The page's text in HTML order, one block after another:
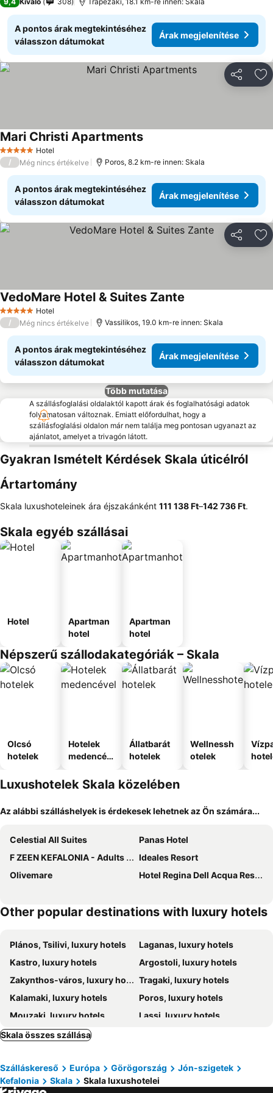
A pontos árak megtekintéséhez
válasszon dátumokat
Árak megjelenítése
5 KategóriaHotel
Mari Christi ApartmentsÁrak megjelenítése
/ Még nincs értékelve Poros, 8.2 km-re innen: Skala
A pontos árak megtekintéséhez
válasszon dátumokat
Árak megjelenítése
5 KategóriaHotel
VedoMare Hotel & Suites Zante
/ Még nincs értékelve Vassilikos, 19.0 km-re innen: Skala
A pontos árak megtekintéséhez
válasszon dátumokat
Árak megjelenítése
Több mutatása
A szállásfoglalási oldalaktól kapott árak és foglalhatósági adatok
folyamatosan változnak. Emiatt előfordulhat, hogy a
szállásfoglalási oldalon már nem találja meg pontosan ugyanazt az
ajánlatot, amelyet a trivagón látott.
Gyakran Ismételt Kérdések Skala úticélról
Ártartomány
Skala luxushoteleinek ára éjszakánként ‎111 138 Ft–‎142 736 Ft.
Skala egyéb szállásai
Hotel
Apartman
hotel
Apartman
hotel
Népszerű szállodakategóriák – Skala
Olcsó
hotelek
Hotelek
medencév
Állatbarát
hotelek
Wellnessh
otelek
Luxushotelek Skala közelében
Az alábbi szálláshelyek is érdekesek lehetnek az Ön számára...
Celestial All Suites
Panas Hotel
F ZEEN KEFALONIA - Adults Only
Ideales Resort
Olivemare
Hotel Regina Dell Acqua Resort
Other popular destinations with luxury hotels
Plános, Tsilivi, luxury hotels
Laganas, luxury hotels
Kastro, luxury hotels
Argostoli, luxury hotels
Zakynthos-város, luxury hotels
Tragaki, luxury hotels
Kalamaki, luxury hotels
Poros, luxury hotels
Mouzaki, luxury hotels
Lassi, luxury hotels
Agia Efimia, luxury hotels
Argassi, luxury hotels
Vassilikos, luxury hotels
Agios Sostis, luxury hotels
Karavomilos, luxury hotels
Skala összes szállása
Szálláskereső Európa Görögország
Jón-szigetek
Kefalonia
Skala Skala luxushotelei